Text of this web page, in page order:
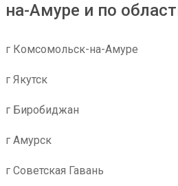
на-Амуре и по
г Комсомольск-на-Амуре
г Якутск
г Биробиджан
г Амурск
г Советская Гавань